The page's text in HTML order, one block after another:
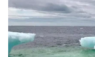
ബദാം
അളവ്
ഓക്‌സിഡേറ്റീവ്
ഓക്‌സിഡേറ്റീവ്